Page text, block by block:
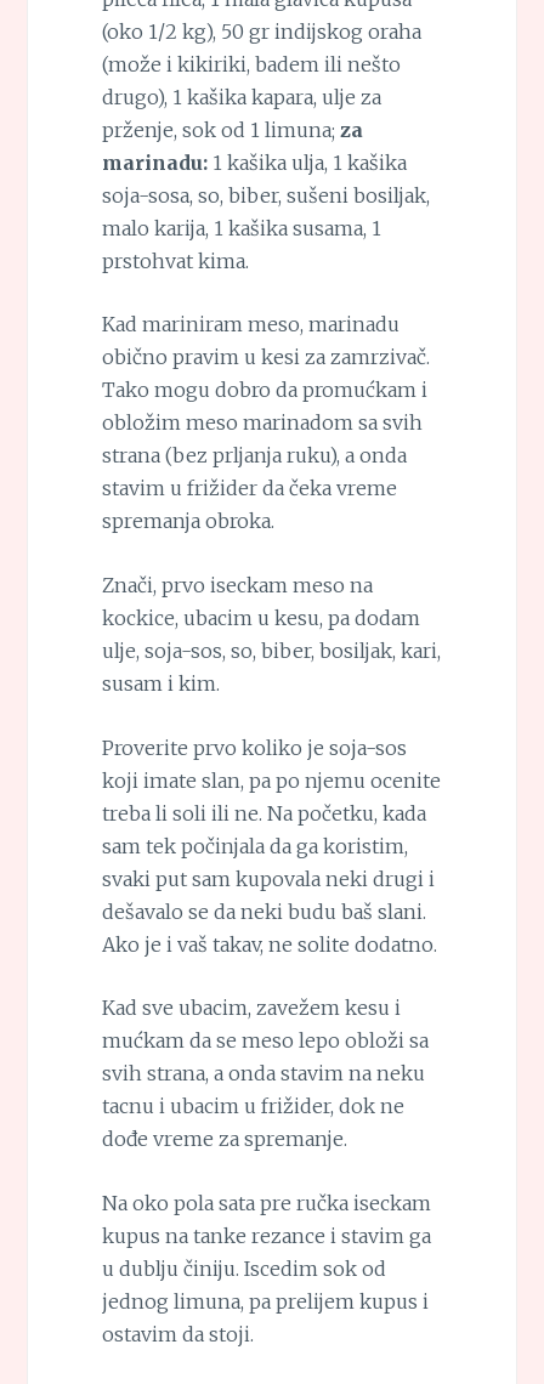
(oko 1/2 kg), 50 gr indijskog oraha
(može i kikiriki, badem ili nešto
drugo), 1 kašika kapara, ulje za
prženje, sok od 1 limuna; za
marinadu:1 kašika ulja, 1 kašika
soja-sosa, so, biber, sušeni bosiljak,
malo karija, 1 kašika susama, 1
prstohvat kima.
Kad mariniram meso, marinadu
obično pravim u kesi za zamrzivač.
Tako mogu dobro da promućkam i
obložim meso marinadom sa svih
strana (bez prljanja ruku), a onda
stavim u frižider da čeka vreme
spremanja obroka.
Znači, prvo iseckam meso na
kockice, ubacim u kesu, pa dodam
ulje, soja-sos, so, biber, bosiljak, kari,
susam i kim.
Proverite prvo koliko je soja-sos
koji imate slan, pa po njemu ocenite
treba li soli ili ne. Na početku, kada
sam tek počinjala da ga koristim,
svaki put sam kupovala neki drugi i
dešavalo se da neki budu baš slani.
Ako je i vaš takav, ne solite dodatno.
Kad sve ubacim, zavežem kesu i
mućkam da se meso lepo obloži sa
svih strana, a onda stavim na neku
tacnu i ubacim u frižider, dok ne
dođe vreme za spremanje.
Na oko pola sata pre ručka iseckam
kupus na tanke rezance i stavim ga
u dublju činiju. Iscedim sok od
jednog limuna, pa prelijem kupus i
ostavim da stoji.